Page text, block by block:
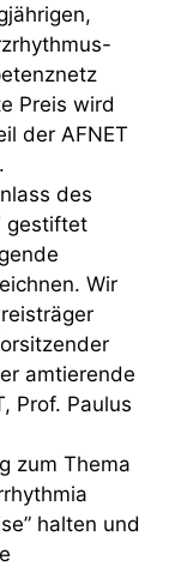
Preis wird
der AFNET
des
gestiftet
Wir
amtierende
Prof. Paulus
zum Thema
halten und